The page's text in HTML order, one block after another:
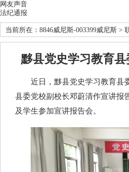
网友声音
法纪通报
当前所在： 8846威尼斯-003399威尼斯 >
黟县党史学习教育
近日，黟县党史学习教育县委
县委党校副校长邓蔚清作宣讲报
及学生参加宣讲报告会。